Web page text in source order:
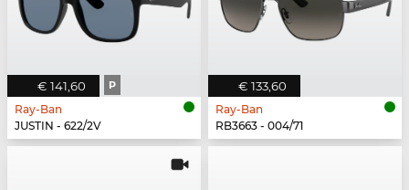
€ 141,60 P
Ray-Ban
JUSTIN - 622/2V
€ 133,60
Ray-Ban
RB3663 - 004/71